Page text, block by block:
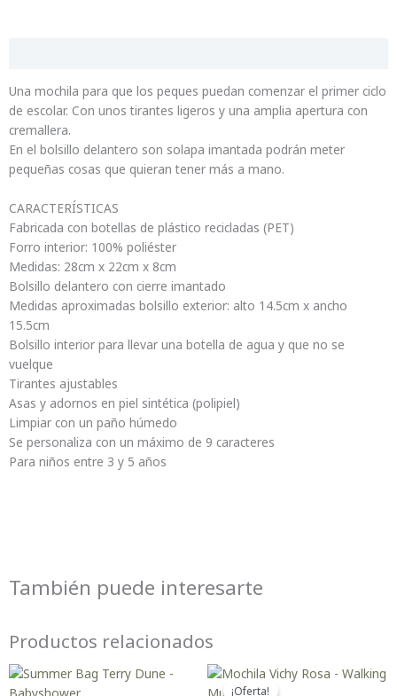
Una mochila para que los peques puedan comenzar el primer ciclo
de escolar. Con unos tirantes ligeros y una amplia apertura con
cremallera.
En el bolsillo delantero son solapa imantada podrán meter
pequeñas cosas que quieran tener más a mano.
CARACTERÍSTICAS
Fabricada con botellas de plástico recicladas (PET)
Forro interior: 100% poliéster
Medidas: 28cm x 22cm x 8cm
Bolsillo delantero con cierre imantado
Medidas aproximadas bolsillo exterior: alto 14.5cm x ancho
15.5cm
Bolsillo interior para llevar una botella de agua y que no se
vuelque
Tirantes ajustables
Asas y adornos en piel sintética (polipiel)
Limpiar con un paño húmedo
Se personaliza con un máximo de 9 caracteres
Para niños entre 3 y 5 años
También puede interesarte
Productos relacionados
¡Oferta!
¡Oferta!
El
precio
El
precio